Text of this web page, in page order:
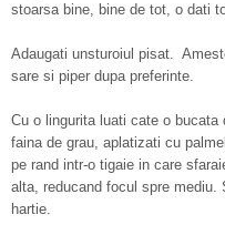
stoarsa bine, bine de tot, o dati
Adaugati unsturoiul pisat.
sare si piper dupa preferinte.
Cu o lingurita luati cate o
faina de grau, aplatizati cu
pe rand intr-o tigaie in care
alta, reducand focul spre mediu.
hartie.